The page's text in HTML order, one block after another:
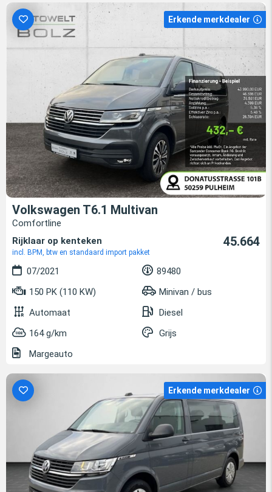
Erkende merkdealer
Volkswagen T6.1 Multivan
Comfortline
Rijklaar op kenteken
incl. BPM, btw en standaard import pakket
45.664
07/2021
89480
150 PK (110 KW)
Minivan / bus
Automaat
Diesel
164 g/km
Grijs
Margeauto
Erkende merkdealer